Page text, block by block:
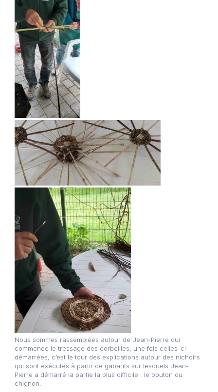
Nous sommes rassemblées autour de Jean-Pierre qui
commence le tressage des corbeilles, une fois celles-ci
démarrées, c’est le tour des explications autour des nichoirs
qui sont exécutés à partir de gabarits sur lesquels Jean-
Pierre a démarré la partie la plus difficile : le bouton ou
chignon.